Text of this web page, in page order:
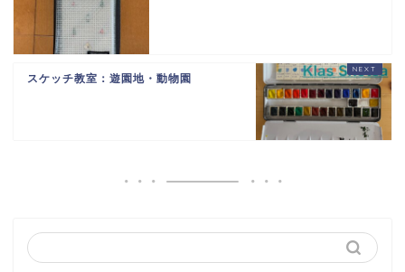
スケッチ教室：遊園地・動物園